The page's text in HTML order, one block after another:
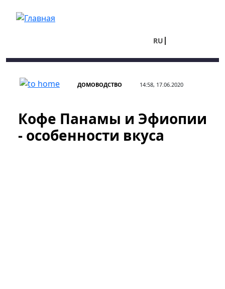
RU
ДОМОВОДСТВО 14:58, 17.06.2020
Кофе Панамы и Эфиопии
- особенности вкуса